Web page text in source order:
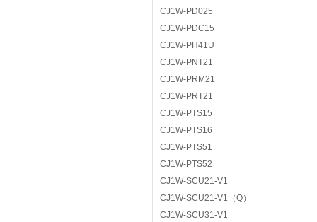
CJ1W-PD025
CJ1W-PDC15
CJ1W-PH41U
CJ1W-PNT21
CJ1W-PRM21
CJ1W-PRT21
CJ1W-PTS15
CJ1W-PTS16
CJ1W-PTS51
CJ1W-PTS52
CJ1W-SCU21-V1
CJ1W-SCU21-V1（Q）
CJ1W-SCU31-V1